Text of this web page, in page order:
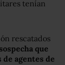
tenían
rescatados
que
de agentes de